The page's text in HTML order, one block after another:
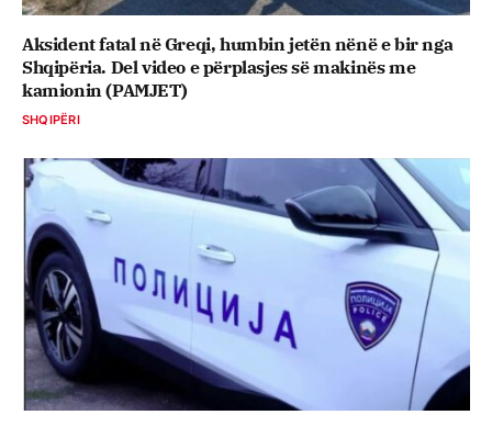
Aksident fatal në Greqi, humbin jetën nënë e bir nga
Shqipëria. Del video e përplasjes së makinës me
kamionin (PAMJET)
SHQIPËRI